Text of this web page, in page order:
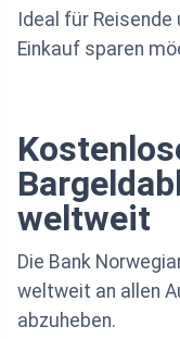
Ideal für Reisende
Einkauf sparen
weltweit
Die Bank
weltweit an allen
abzuheben.